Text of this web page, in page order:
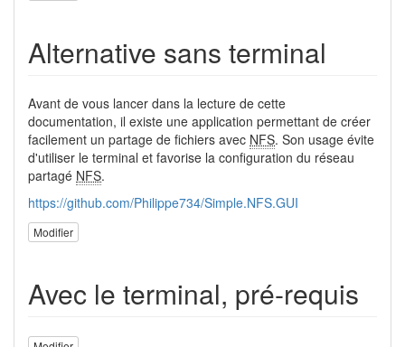
Alternative sans terminal
Avant de vous lancer dans la lecture de cette
documentation, il existe une application permettant de créer
facilement un partage de fichiers avec NFS. Son usage évite
d'utiliser le terminal et favorise la configuration du réseau
partagé NFS.
https://github.com/Philippe734/Simple.NFS.GUI
Modifier
Avec le terminal, pré-requis